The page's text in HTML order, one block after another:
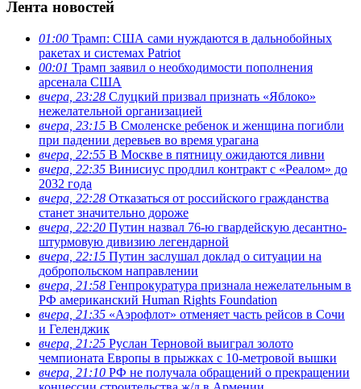
Лента новостей
01:00 Трамп: США сами нуждаются в дальнобойных
ракетах и системах Patriot
00:01 Трамп заявил о необходимости пополнения
арсенала США
вчера, 23:28 Слуцкий призвал признать «Яблоко»
нежелательной организацией
вчера, 23:15 В Смоленске ребенок и женщина погибли
при падении деревьев во время урагана
вчера, 22:55 В Москве в пятницу ожидаются ливни
вчера, 22:35 Винисиус продлил контракт с «Реалом» до
2032 года
вчера, 22:28 Отказаться от российского гражданства
станет значительно дороже
вчера, 22:20 Путин назвал 76-ю гвардейскую десантно-
штурмовую дивизию легендарной
вчера, 22:15 Путин заслушал доклад о ситуации на
добропольском направлении
вчера, 21:58 Генпрокуратура признала нежелательным в
РФ американский Human Rights Foundation
вчера, 21:35 «Аэрофлот» отменяет часть рейсов в Сочи
и Геленджик
вчера, 21:25 Руслан Терновой выиграл золото
чемпионата Европы в прыжках с 10-метровой вышки
вчера, 21:10 РФ не получала обращений о прекращении